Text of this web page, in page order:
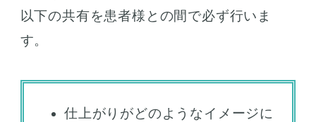
以下の共有を患者様との間で必ず行いま
す。
仕上がりがどのようなイメージに